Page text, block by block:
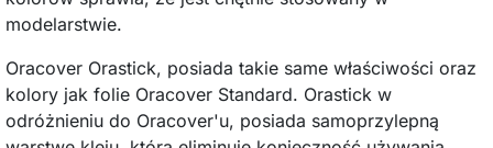
modelarstwie.
Oracover Orastick, posiada takie same właściwości oraz
kolory jak folie Oracover Standard. Orastick w
odróżnieniu do Oracover'u, posiada samoprzylepną